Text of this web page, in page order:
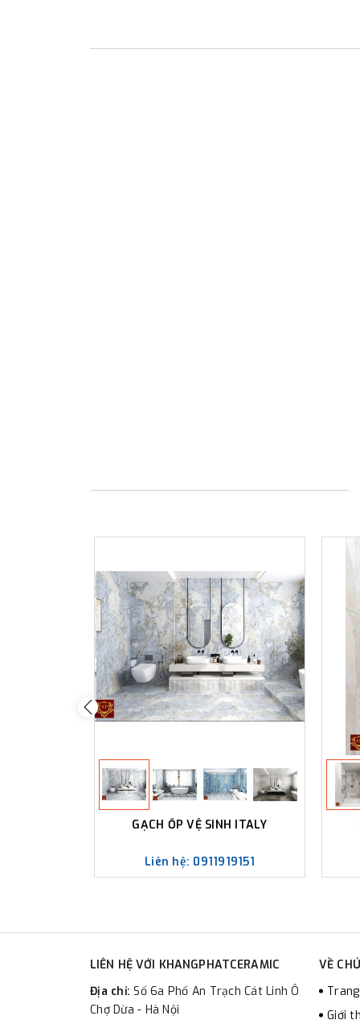
GẠCH ỐP VỆ SINH ITALY
Liên hệ: 0911919151
LIÊN HỆ VỚI KHANGPHATCERAMIC
Địa chỉ:Số 6a Phố An Trạch Cát Linh Ô
Chợ Dừa - Hà Nội
VỀ
Giới